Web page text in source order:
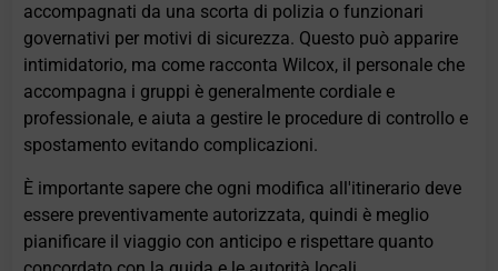
accompagnati da una scorta di polizia o funzionari
governativi per motivi di sicurezza. Questo può apparire
intimidatorio, ma come racconta Wilcox, il personale che
accompagna i gruppi è generalmente cordiale e
professionale, e aiuta a gestire le procedure di controllo e
spostamento evitando complicazioni.
È importante sapere che ogni modifica all'itinerario deve
essere preventivamente autorizzata, quindi è meglio
pianificare il viaggio con anticipo e rispettare quanto